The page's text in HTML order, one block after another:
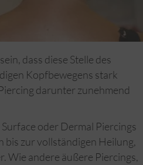
dass diese Stelle des
Kopfbewegens stark
darunter zunehmend
oder Dermal Piercings
bis zur vollständigen Heilung,
Wie andere äußere Piercings,